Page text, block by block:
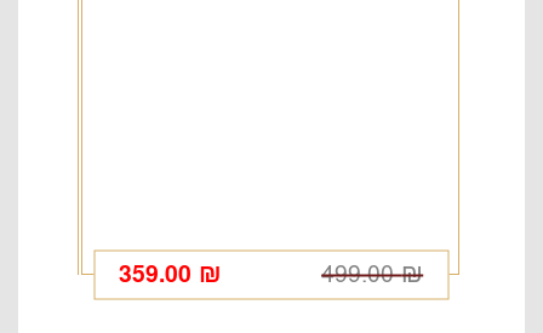
499.00₪
המחיר
359.00 ₪המחיר